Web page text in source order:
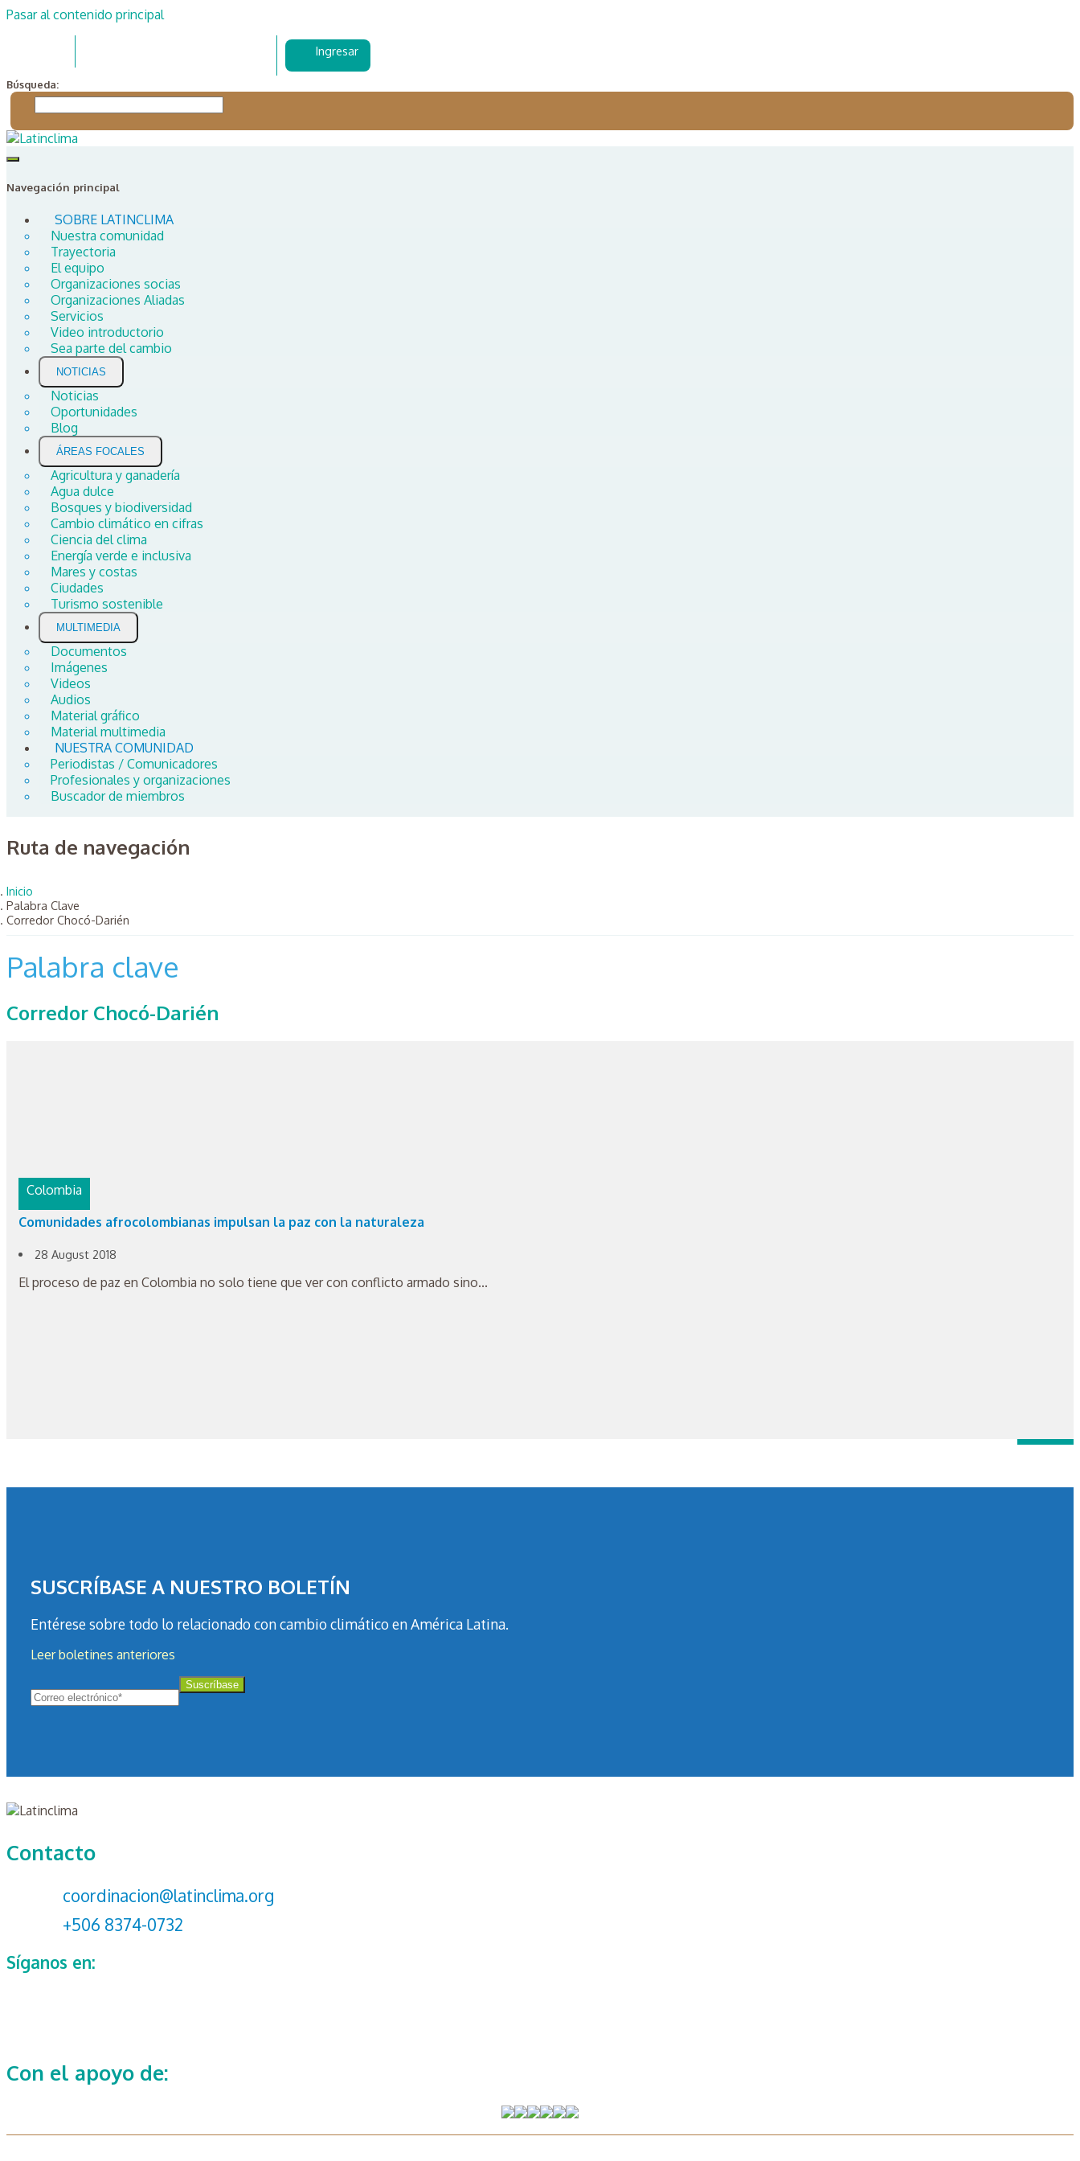
Pasar al contenido principal
Ingresar
Búsqueda:
Navegación principal
SOBRE LATINCLIMA
Nuestra comunidad
Trayectoria
El equipo
Organizaciones socias
Organizaciones Aliadas
Servicios
Video introductorio
Sea parte del cambio
NOTICIAS
Noticias
Oportunidades
Blog
ÁREAS FOCALES
Agricultura y ganadería
Agua dulce
Bosques y biodiversidad
Cambio climático en cifras
Ciencia del clima
Energía verde e inclusiva
Mares y costas
Ciudades
Turismo sostenible
MULTIMEDIA
Documentos
Imágenes
Videos
Audios
Material gráfico
Material multimedia
NUESTRA COMUNIDAD
Periodistas / Comunicadores
Profesionales y organizaciones
Buscador de miembros
Ruta de navegación
Inicio
Palabra Clave
Corredor Chocó-Darién
Palabra clave
Corredor Chocó-Darién
Colombia
Comunidades afrocolombianas impulsan la paz con la naturaleza
28 August 2018
El proceso de paz en Colombia no solo tiene que ver con conflicto armado sino...
SUSCRÍBASE A NUESTRO BOLETÍN
Entérese sobre todo lo relacionado con cambio climático en América Latina.
Leer boletines anteriores
Contacto
coordinacion@latinclima.org
+506 8374-0732
Síganos en:
Con el apoyo de: